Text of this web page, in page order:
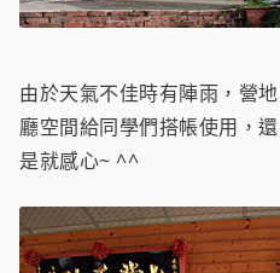
由於天氣不佳時有陣雨，營
廳空間給同學們搭帳使用，
是就感心~ ^^